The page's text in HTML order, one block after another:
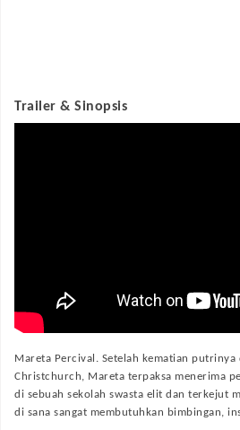
Trailer & Sinopsis
Mareta Percival. Setelah kematian putrinya
Christchurch, Mareta terpaksa menerima
di sebuah sekolah swasta elit dan terkejut
di sana sangat membutuhkan bimbingan,